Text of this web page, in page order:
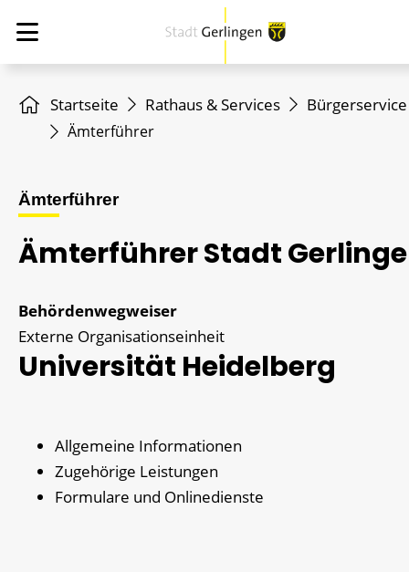
Startseite Rathaus & Services Bürgerservice
Ämterführer
Ämterführer
Ämterführer Stadt
Behördenwegweiser
Externe Organisationseinheit
Universität Heidelberg
Allgemeine Informationen
Zugehörige Leistungen
Formulare und Onlinedienste